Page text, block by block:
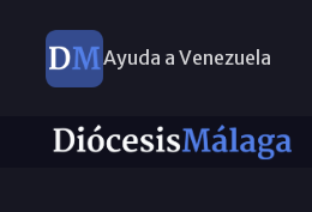
Ayuda a Venezuela